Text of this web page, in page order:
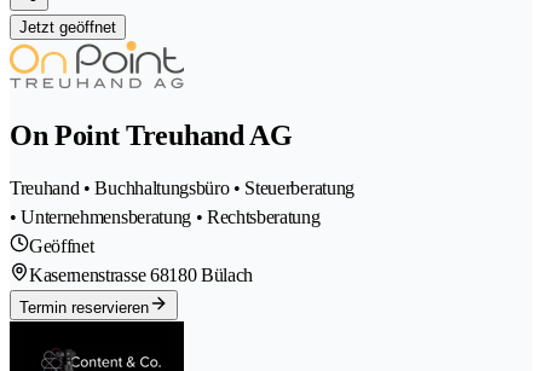
Jetzt geöffnet
On Point Treuhand AG
Treuhand • Buchhaltungsbüro • Steuerberatung
• Unternehmensberatung • Rechtsberatung
Geöffnet
Kasernenstrasse 68180 Bülach
Termin reservieren